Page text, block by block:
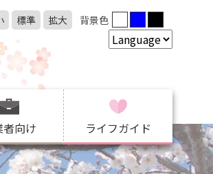
標準 拡大 背景色
者向け ライフガイド